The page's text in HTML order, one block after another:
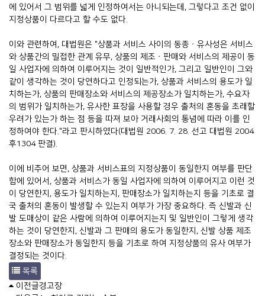
에 있어서 그 범위를 넓게 인정하여서는 아니되는데, 그렇다고 조건 없이
지정상품이 다르다고 할 수도 없다.
이와 관련하여, 대법원은 "상품과 서비스 사이의 동종ㆍ유사성은 서비스
와 상품간의 밀접한 관계 유무, 상품의 제조ㆍ판매와 서비스의 제공이 동
일 사업자에 의하여 이루어지는 것이 일반적인가, 그리고 일반인이 그와
같이 생각하는 것이 당연하다고 인정되는가, 상품과 서비스의 용도가 일
치하는가, 상품의 판매장소와 서비스의 제공장소가 일치하는가, 수요자
의 범위가 일치하는가, 유사한 표장을 사용할 경우 출처의 혼동을 초래할
우려가 있는가 하는 점 등을 따져 보아 거래사회의 통념에 따라 이를 인
정하여야 한다."라고 판시하였다(대법원 2006. 7. 28. 선고 대법원 2004
후1304 판결).
이에 비추어 보면, 상품과 서비스표의 지정상품이 동일한지 여부를 판단
함에 있어서, 상품과 서비스가 동일 사업자에 의하여 이루어지고 이런 것
이 당연한지, 용도가 일치하는지, 판매장소가 일치하는지 등을 기초로 결
국 출처의 혼동이 발생할 수 있는지 여부가 가장 중요하다. 즉 신발과 신
발 도매상이 같은 사람에 의하여 이루어지는지 및 일반인이 그렇게 생각
하는 것이 당연한지, 신발과 그 판매의 용도가 동일한지, 신발 상품 제조
장소와 판매장소가 동일한지 등을 기초로 하여 지정상품의 유사 여부가
결정되는 것이다.
목록
이전글경고장